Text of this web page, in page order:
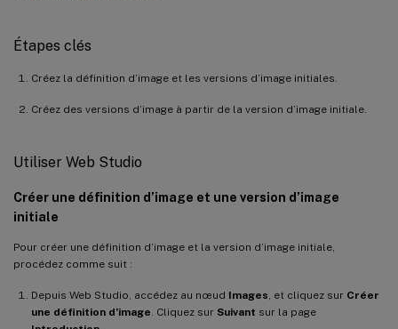
Étapes clés
Créez la définition d’image et les versions d’image initiales.
Créez des versions d’image à partir de la version d’image initiale.
Utiliser Web Studio
Créer une définition d’image et une version d’image
initiale
Pour créer une définition d’image et la version d’image initiale,
procédez comme suit :
Depuis Web Studio, accédez au nœud Images , et cliquez sur Créer
une définition d’image . Cliquez sur Suivant sur la page